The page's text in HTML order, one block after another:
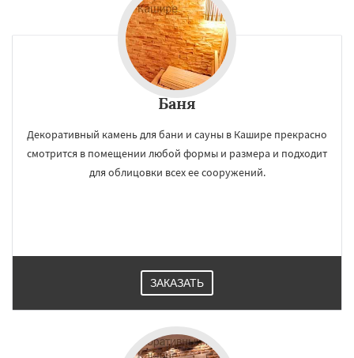
Баня
Декоративный камень для бани и сауны в Кашире прекрасно
смотрится в помещении любой формы и размера и подходит
для облицовки всех ее сооружений.
ЗАКАЗАТЬ